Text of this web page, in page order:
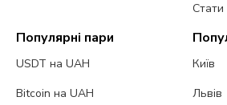
Популярні пари
USDT на UAH
Bitcoin на UAH
Київ
Львів